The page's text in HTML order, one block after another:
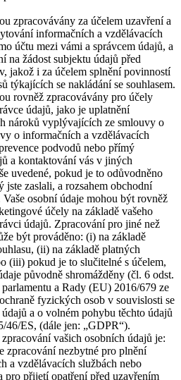
zpracovávány za účelem uzavření a
informačních a vzdělávacích
účtu mezi vámi a správcem údajů, a
na žádost subjektu údajů před
jakož i za účelem splnění povinností
týkajících se nakládání se souhlasem.
rovněž zpracovávány pro účely
údajů, jako je uplatnění
nároků vyplývajících ze smlouvy o
o informačních a vzdělávacích
podvodů nebo přímý
a kontaktování vás v jiných
uvedené, pokud je to odůvodněno
jste zaslali, a rozsahem obchodní
osobní údaje mohou být rovněž
účely na základě vašeho
údajů. Zpracování pro jiné než
být prováděno: (i) na základě
(ii) na základě platných
(iii) pokud je to slučitelné s účelem,
původně shromážděny (čl. 6 odst.
a Rady (EU) 2016/679 ze
fyzických osob v souvislosti se
a o volném pohybu těchto údajů
46/ES, (dále jen: „GDPR“).
vašich osobních údajů je:
zpracování nezbytné pro plnění
a vzdělávacích službách nebo
pro přijetí opatření před uzavřením